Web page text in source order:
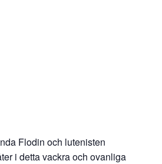
Flodin och lutenisten
i detta vackra och ovanliga